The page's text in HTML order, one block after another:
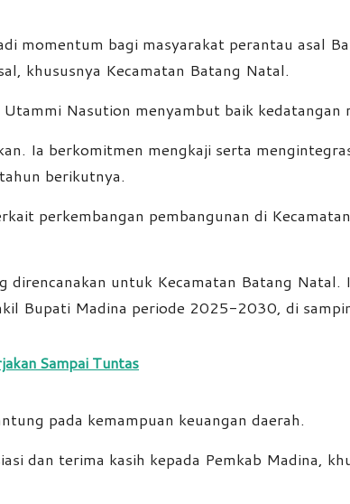
momentum bagi masyarakat perantau asal
khususnya Kecamatan Batang Natal.
Nasution menyambut baik kedatangan
Ia berkomitmen mengkaji serta
berikutnya.
perkembangan pembangunan di
untuk Kecamatan Batang
Bupati Madina periode 2025-2030, di
Sampai Tuntas
pada kemampuan keuangan daerah.
dan terima kasih kepada Pemkab Madina,